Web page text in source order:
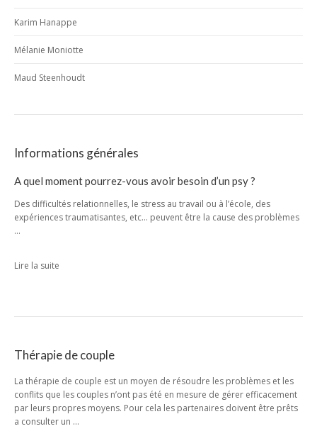
Karim Hanappe
Mélanie Moniotte
Maud Steenhoudt
Informations générales
A quel moment pourrez-vous avoir besoin d’un psy ?
Des difficultés relationnelles, le stress au travail ou à l’école, des
expériences traumatisantes, etc… peuvent être la cause des problèmes
…
Lire la suite
Thérapie de couple
La thérapie de couple est un moyen de résoudre les problèmes et les
conflits que les couples n’ont pas été en mesure de gérer efficacement
par leurs propres moyens. Pour cela les partenaires doivent être prêts
a consulter un …